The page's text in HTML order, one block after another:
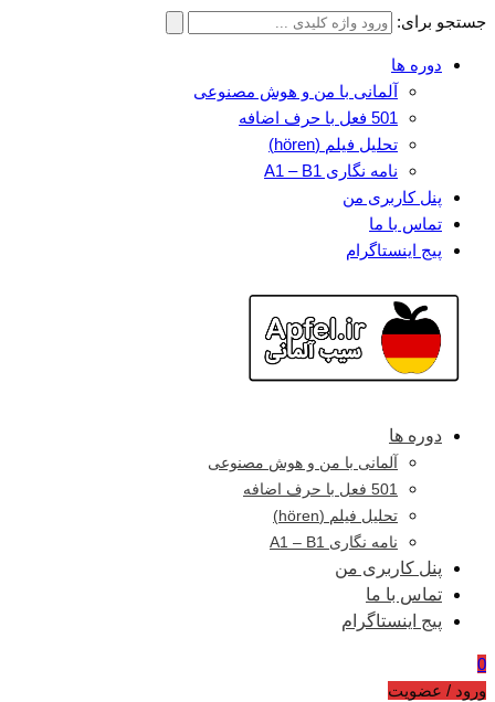
جستجو برای:
دوره ها
آلمانی با من و هوش مصنوعی
501 فعل با حرف اضافه
تحلیل فیلم (hören)
نامه نگاری A1 – B1
پنل کاربری من
تماس با ما
پیج اینستاگرام
دوره ها
آلمانی با من و هوش مصنوعی
501 فعل با حرف اضافه
تحلیل فیلم (hören)
نامه نگاری A1 – B1
پنل کاربری من
تماس با ما
پیج اینستاگرام
0
ورود / عضویت